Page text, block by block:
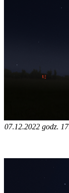
07.12.2022 godz.